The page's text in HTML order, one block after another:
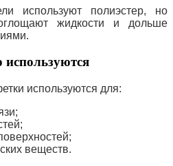
используют полиэстер, но
жидкости и дольше
используются
используются для:
веществ.